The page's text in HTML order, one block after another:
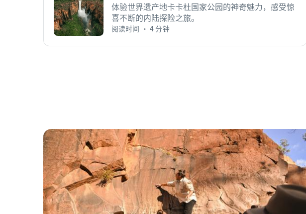
体验世界遗产地卡卡杜国家公园的神奇魅力，感受惊
喜不断的内陆探险之旅。
阅读时间 • 4 分钟